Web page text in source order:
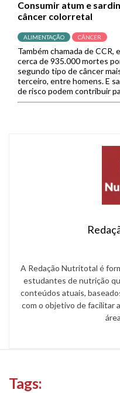
Consumir atum e
câncer colorretal
ALIMENTAÇÃO CÂNCER
Também chamada de
cerca de 935.000 mortes
segundo tipo de câncer
terceiro, entre homens. E
de risco podem contribuir
doença, como o
A Redação Nutritotal é
estudantes de nutrição
conteúdos atuais,
com o objetivo de facilitar
Tags: